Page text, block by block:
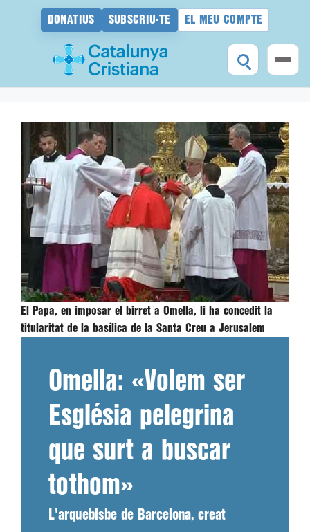
DONATIUS SUBSCRIU-TE EL MEU COMPTE
El Papa, en imposar el birret a Omella, li ha concedit la
titularitat de la basílica de la Santa Creu a Jerusalem
Omella: «Volem ser
Església pelegrina
que surt a buscar
tothom»
L'arquebisbe de Barcelona, creat